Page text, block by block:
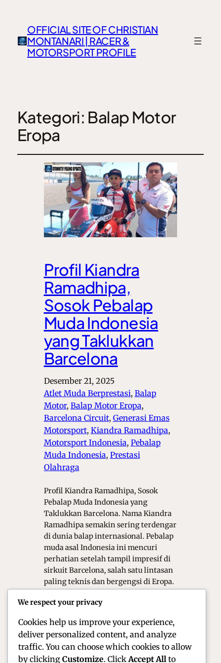
OFFICIAL SITE OF CHRISTIAN
MONTANARI | RACER &
MOTORSPORT PROFILE
Kategori: Balap Motor
Eropa
Profil Kiandra
Ramadhipa,
Sosok Pebalap
Muda Indonesia
yang Taklukkan
Barcelona
Desember 21, 2025
Atlet Muda Berprestasi, Balap
Motor, Balap Motor Eropa ,
Barcelona Circuit, Generasi Emas
Motorsport, Kiandra Ramadhipa ,
Motorsport Indonesia, Pebalap
Muda Indonesia, Prestasi
Olahraga
Profil Kiandra Ramadhipa, Sosok
Pebalap Muda Indonesia yang
Taklukkan Barcelona. Nama Kiandra
Ramadhipa semakin sering terdengar
di dunia balap internasional. Pebalap
muda asal Indonesia ini mencuri
perhatian setelah tampil impresif di
sirkuit Barcelona, salah satu lintasan
paling teknis dan bergengsi di Eropa.
menunjukkan bahwa talenta
We respect your privacy
Cookies help us improve your experience,
deliver personalized content, and analyze
traffic. You can choose which cookies to allow
by clicking Customize. Click Accept All to